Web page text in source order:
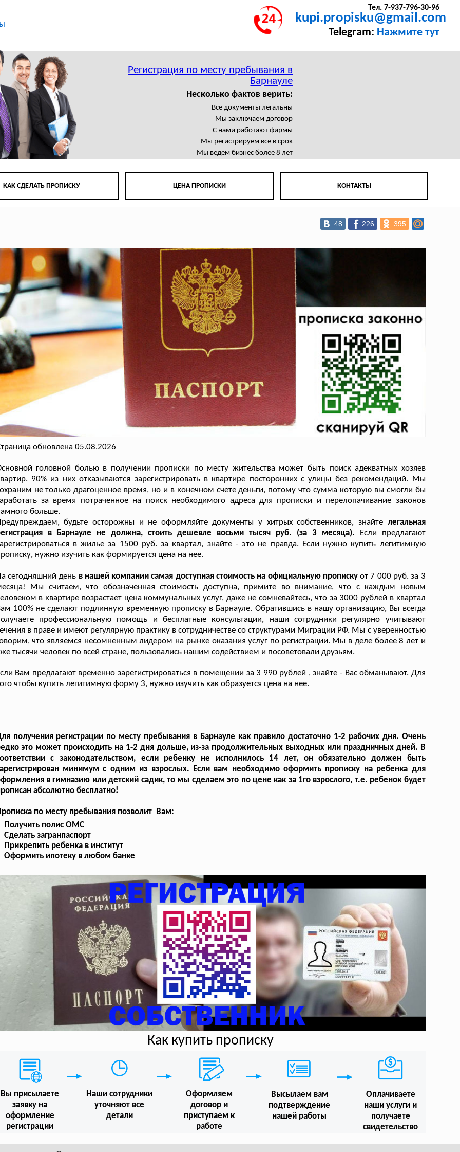
Тел. 7-937-796-30-96
kupi.propisku@gmail.com
Telegram: Нажмите тут
Регистрация по месту пребывания в
Барнауле
Несколько фактов верить:
Все документы легальны
Мы заключаем договор
С нами работают фирмы
Мы регистрируем все в срок
Мы ведем бизнес более 8 лет
КАК СДЕЛАТЬ ПРОПИСКУ ЦЕНА ПРОПИСКИ КОНТАКТЫ
48 226 395
обновлена 05.08.2026
головной болью в получении прописки по месту жительства может быть поиск адекватных хозяев
90% из них отказываются зарегистрировать в квартире посторонних с улицы без рекомендаций. Мы
не только драгоценное время, но и в конечном счете деньги, потому что сумма которую вы смогли бы
за время потраченное на поиск необходимого адреса для прописки и перелопачивание законов
больше.
будьте осторожны и не оформляйте документы у хитрых собственников, знайте легальная
в Барнауле не должна, стоить дешевле восьми тысяч руб. (за 3 месяца).
Если предлагают
в жилье за 1500 руб. за квартал, знайте - это не правда. Если нужно купить легитимную
нужно изучить как формируется цена на нее.
сегодняшний день в нашей компании самая доступная стоимость на официальную пропискуот 7 000 руб. за 3
Мы считаем, что обозначенная стоимость доступна, примите во внимание, что с каждым новым
в квартире возрастает цена коммунальных услуг, даже не сомневайтесь, что за 3000 рублей в квартал
100% не сделают подлинную временную прописку в Барнауле. Обратившись в нашу организацию, Вы всегда
профессиональную помощь и бесплатные консультации, наши сотрудники регулярно учитывают
в праве и имеют регулярную практику в сотрудничестве со структурами Миграции РФ. Мы с уверенностью
что являемся несомненным лидером на рынке оказания услуг по регистрации. Мы в деле более 8 лет и
тысячи человек по всей стране, пользовались нашим содействием и посоветовали друзьям.
Вам предлагают временно зарегистрироваться в помещении за 3 990 рублей , знайте - Вас обманывают. Для
чтобы купить легитимную форму 3, нужно изучить как образуется цена на нее.
получения регистрации по месту пребывания в Барнауле как правило достаточно 1-2 рабочих дня. Очень
это может происходить на 1-2 дня дольше, из-за продолжительных выходных или праздничных дней. В
с законодательством, если ребенку не исполнилось 14 лет, он обязательно должен быть
минимум с одним из взрослых. Если вам необходимо оформить прописку на ребенка для
в гимназию или детский садик, то мы сделаем это по цене как за 1го взрослого, т.е. ребенок будет
абсолютно бесплатно!
по месту пребывания позволит Вам:
Получить полис ОМС
Сделать загранпаспорт
Прикрепить ребенка в институт
Оформить ипотеку в любом банке
Как купить прописку
Вы присылаете
заявку на
оформление
регистрации
Наши сотрудники
уточняют все
детали
Оформляем
договор и
приступаем к
работе
Высылаем вам
подтверждение
нашей работы
Оплачиваете
наши услуги и
получаете
свидетельство